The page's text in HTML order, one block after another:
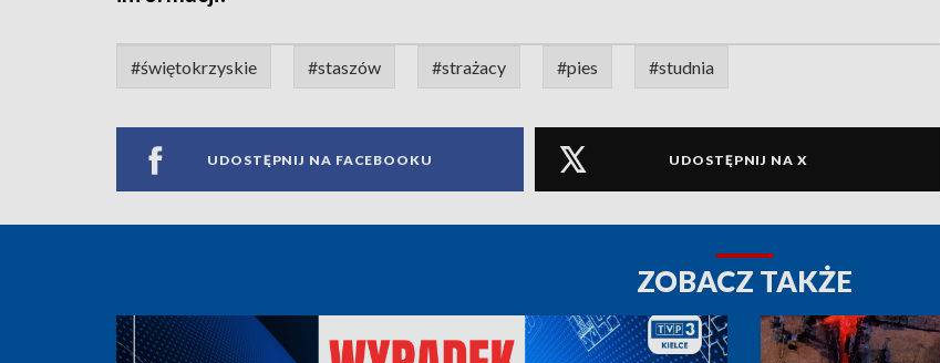
#świętokrzyskie #staszów #strażacy #pies #studnia
UDOSTĘPNIJ NA FACEBOOKU UDOSTĘPNIJ NA X
ZOBACZ TAKŻE